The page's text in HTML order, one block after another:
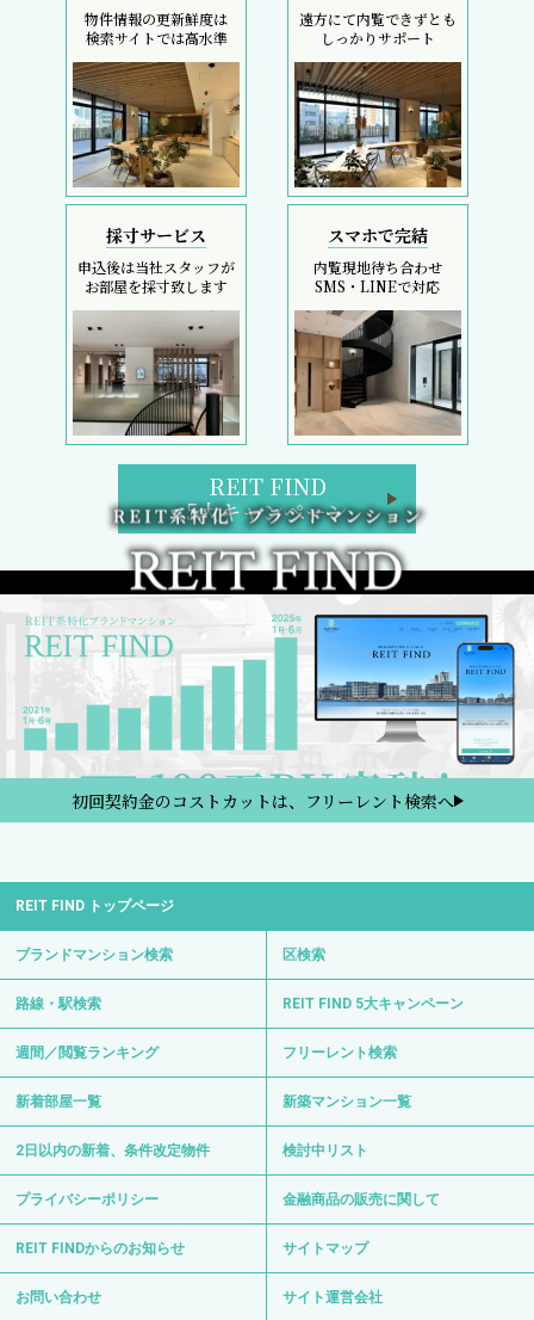
物件情報の更新鮮度は
検索サイトでは高水準
遠方にて内覧できずとも
しっかりサポート
採寸サービス
申込後は当社スタッフが
お部屋を採寸致します
スマホで完結
内覧現地待ち合わせ
SMS・LINEで対応
REIT FIND
5大キャンペーン
初回契約金のコストカットは、フリーレント検索へ
REIT FIND トップページ
ブランドマンション検索 区検索
路線・駅検索 REIT FIND 5大キャンペーン
週間／閲覧ランキング フリーレント検索
新着部屋一覧 新築マンション一覧
2日以内の新着、条件改定物件 検討中リスト
プライバシーポリシー 金融商品の販売に関して
REIT FINDからのお知らせ サイトマップ
お問い合わせ サイト運営会社